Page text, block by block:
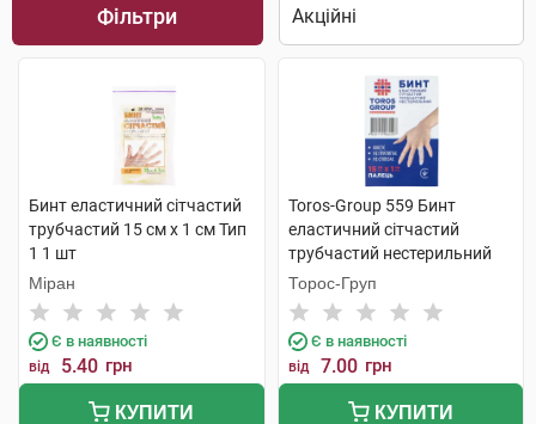
Фільтри
Бинт еластичний сітчастий
трубчастий 15 см x 1 см Тип
1 1 шт
Міран
Є в наявності
від 5.40 грн
КУПИТИ
Toros-Group 559 Бинт
еластичний сітчастий
трубчастий нестерильний
15х1 см палець 1 шт
Торос-Груп
Є в наявності
від 7.00 грн
КУПИТИ